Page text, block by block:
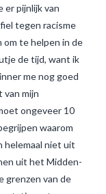
er pijnlijk van
tegen racisme
te helpen in de
de tijd, want ik
me nog goed
van mijn
ongeveer 10
waarom
helemaal niet uit
uit het Midden-
grenzen van de